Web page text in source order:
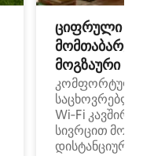
ციფრული
მოგზაური
კომფორტული
Wi‑Fi
სივრცით
დისტანციური